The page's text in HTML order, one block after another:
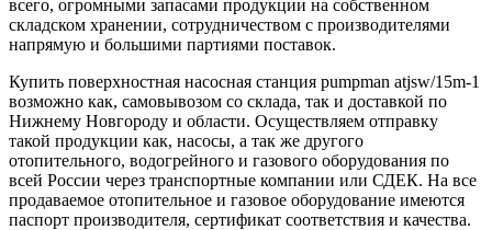
всего, огромными запасами продукции на собственном
складском хранении, сотрудничеством с производителями
напрямую и большими партиями поставок.
Купить поверхностная насосная станция pumpman atjsw/15m-1
возможно как, самовывозом со склада, так и доставкой по
Нижнему Новгороду и области. Осуществляем отправку
такой продукции как, насосы, а так же другого
отопительного, водогрейного и газового оборудования по
всей России через транспортные компании или СДЕК. На все
продаваемое отопительное и газовое оборудование имеются
паспорт производителя, сертификат соответствия и качества.